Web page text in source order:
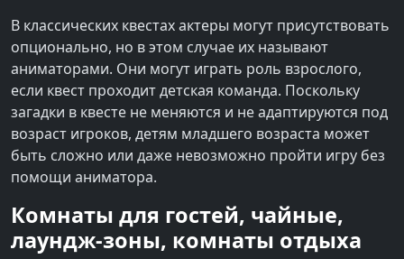
В классических квестах актеры могут присутствовать
опционально, но в этом случае их называют
аниматорами. Они могут играть роль взрослого,
если квест проходит детская команда. Поскольку
загадки в квесте не меняются и не адаптируются под
возраст игроков, детям младшего возраста может
быть сложно или даже невозможно пройти игру без
помощи аниматора.
Комнаты для гостей, чайные,
лаундж-зоны, комнаты отдыха